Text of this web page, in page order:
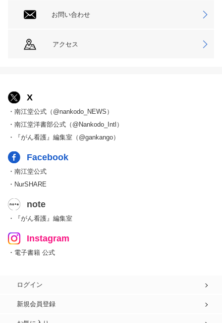
お問い合わせ
アクセス
X
・南江堂公式（@nankodo_NEWS）
・南江堂洋書部公式（@Nankodo_Intl）
・『がん看護』編集室（@gankango）
Facebook
・南江堂公式
・NurSHARE
note
・『がん看護』編集室
Instagram
・電子書籍 公式
ログイン
新規会員登録